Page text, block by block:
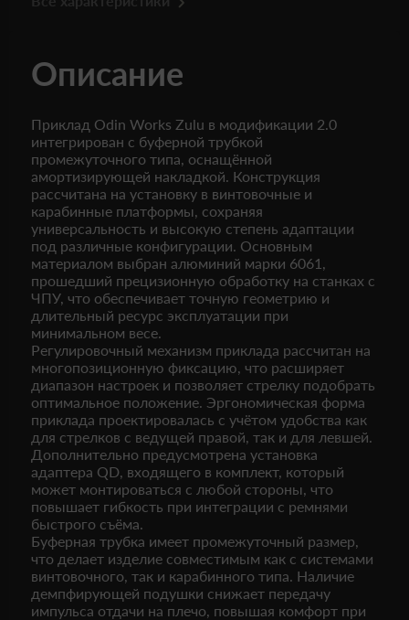
Описание
Приклад Odin Works Zulu в модификации 2.0
интегрирован с буферной трубкой
промежуточного типа, оснащённой
амортизирующей накладкой. Конструкция
рассчитана на установку в винтовочные и
карабинные платформы, сохраняя
универсальность и высокую степень адаптации
под различные конфигурации. Основным
материалом выбран алюминий марки 6061,
прошедший прецизионную обработку на станках с
ЧПУ, что обеспечивает точную геометрию и
длительный ресурс эксплуатации при
минимальном весе.
Регулировочный механизм приклада рассчитан на
многопозиционную фиксацию, что расширяет
диапазон настроек и позволяет стрелку подобрать
оптимальное положение. Эргономическая форма
приклада проектировалась с учётом удобства как
для стрелков с ведущей правой, так и для левшей.
Дополнительно предусмотрена установка
адаптера QD, входящего в комплект, который
может монтироваться с любой стороны, что
повышает гибкость при интеграции с ремнями
быстрого съёма.
Буферная трубка имеет промежуточный размер,
что делает изделие совместимым как с системами
винтовочного, так и карабинного типа. Наличие
демпфирующей подушки снижает передачу
импульса отдачи на плечо, повышая комфорт при